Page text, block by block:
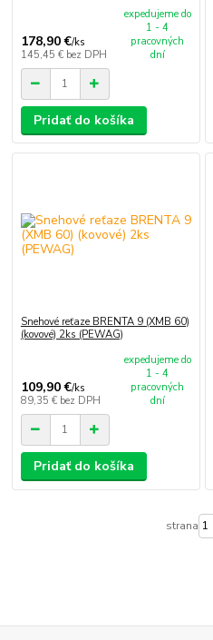
178,90 €/ks
145,45 € bez DPH
expedujeme do
1 - 4
pracovných
dní
Pridať do košíka
Snehové reťaze BRENTA 9 (XMB 60)
(kovové) 2ks (PEWAG)
109,90 €/ks
89,35 € bez DPH
expedujeme do
1 - 4
pracovných
dní
Pridať do košíka
strana